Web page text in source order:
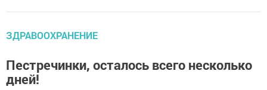
ЗДРАВООХРАНЕНИЕ
Пестречинки, осталось всего несколько
дней!